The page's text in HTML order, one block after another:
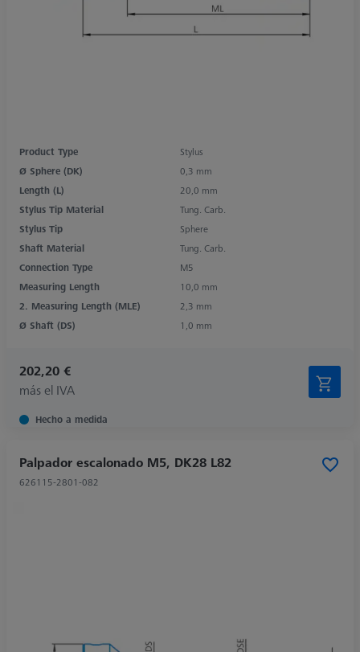
Product Type
Stylus
Ø Sphere (DK)
0,3 mm
Length (L)
20,0 mm
Stylus Tip Material
Tung. Carb.
Stylus Tip
Sphere
Shaft Material
Tung. Carb.
Connection Type
M5
Measuring Length
10,0 mm
2. Measuring Length (MLE)
2,3 mm
Ø Shaft (DS)
1,0 mm
202,20 €
más el IVA
Hecho a medida
Palpador escalonado M5, DK28 L82
626115-2801-082